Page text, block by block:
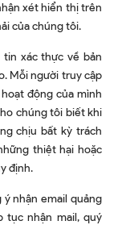
xét hiển thị trên
của chúng tôi.
xác thực về bản
Mỗi người truy cập
động của mình
chúng tôi biết khi
chịu bất kỳ trách
thiệt hại hoặc
định.
nhận email quảng
tục nhận mail, quý